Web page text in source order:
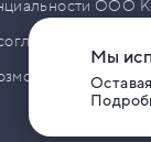
ООО
ПО
Мы